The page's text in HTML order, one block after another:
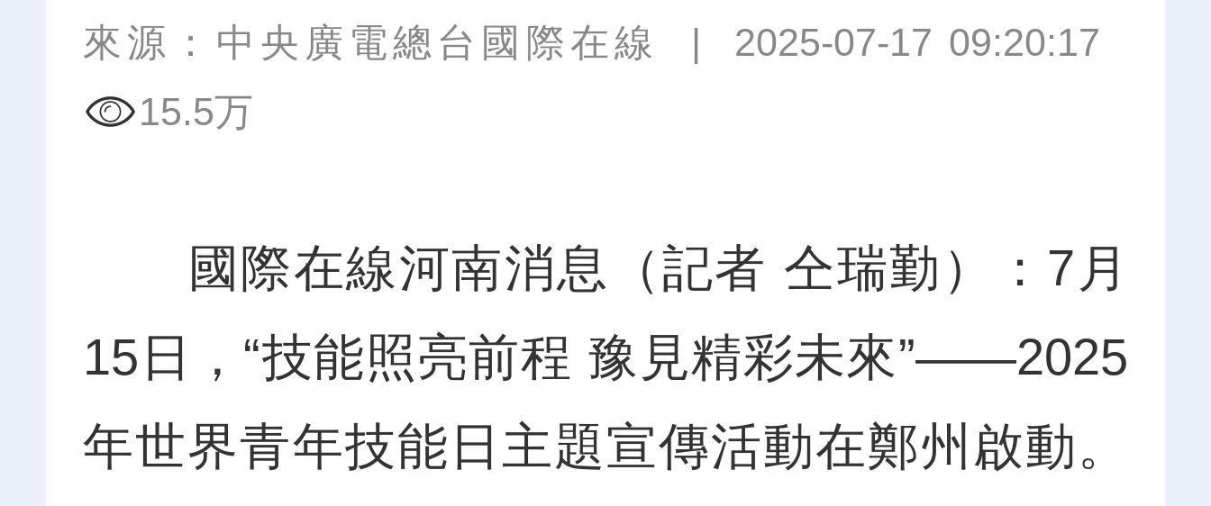
來源：中央廣電總台國際在線 | 2025-07-17 09:20:17
15.5万
國際在線河南消息（記者 仝瑞勤 ）： 7月
15日，“技能照亮前程 豫見精彩未來”——2025
年世界青年技能日主題宣傳活動在鄭州啟動。